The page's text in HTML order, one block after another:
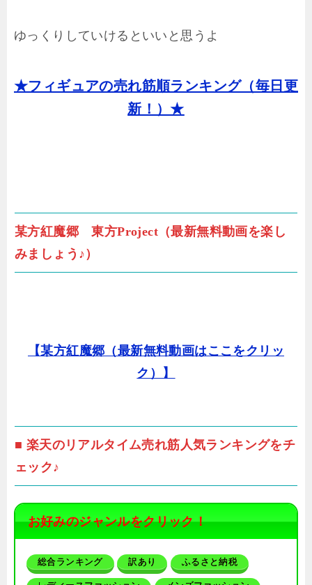
ゆっくりしていけるといいと思うよ
★フィギュアの売れ筋順ランキング（毎日更
新！）★
某方紅魔郷 東方Project（最新無料動画を楽し
みましょう♪）
【某方紅魔郷（最新無料動画はここをクリッ
ク）】
■ 楽天のリアルタイム売れ筋人気ランキングをチ
ェック♪
お好みのジャンルをクリック！
総合ランキング 訳あり ふるさと納税